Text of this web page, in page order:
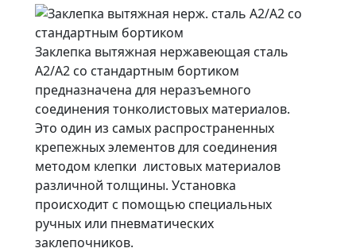
Заклепка вытяжная нержавеющая сталь
А2/А2 со стандартным бортиком
предназначена для неразъемного
соединения тонколистовых материалов.
Это один из самых распространенных
крепежных элементов для соединения
методом клепки листовых материалов
различной толщины. Установка
происходит с помощью специальных
ручных или пневматических
заклепочников.